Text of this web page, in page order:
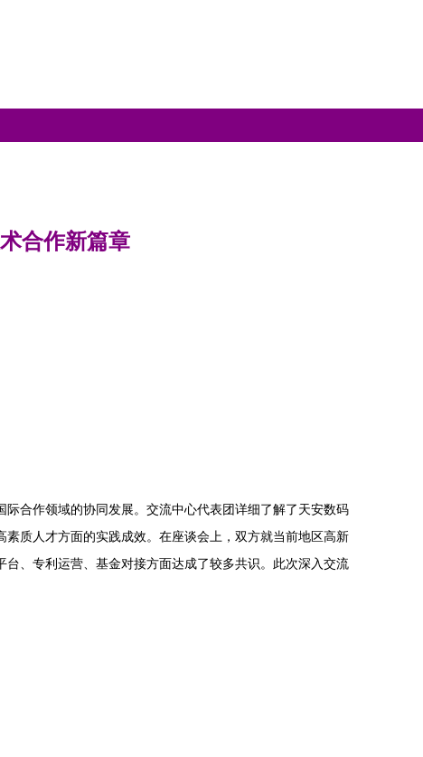
合作新篇章
合作领域的协同发展。交流中心代表团详细了解了天安数码
质人才方面的实践成效。在座谈会上，双方就当前地区高新
、专利运营、基金对接方面达成了较多共识。此次深入交流